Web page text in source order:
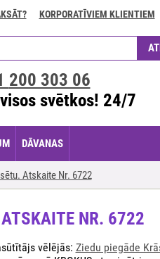
KORPORATĪVIEM KLIENTIEM
200 303 06
svētkos! 24/7
DĀVANAS
Atskaite Nr. 6722
NR. 6722
vēlējās: Ziedu piegāde